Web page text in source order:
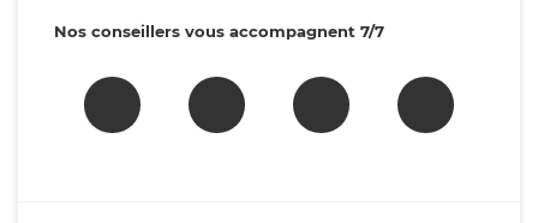
Nos conseillers vous accompagnent 7/7